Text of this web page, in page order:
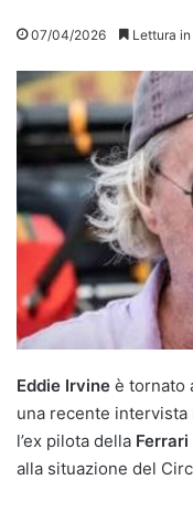
07/04/2026 Lettura
Eddie Irvine è tornato
una recente intervista
l’ex pilota della Ferrari
alla situazione del